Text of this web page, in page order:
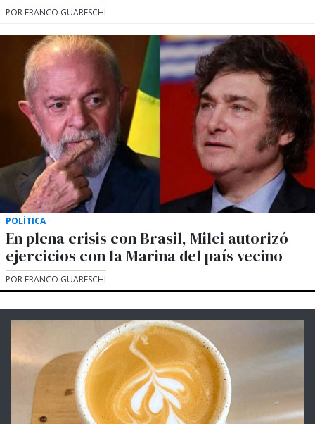
POR FRANCO GUARESCHI
POLÍTICA
En plena crisis con Brasil, Milei autorizó
ejercicios con la Marina del país vecino
POR FRANCO GUARESCHI